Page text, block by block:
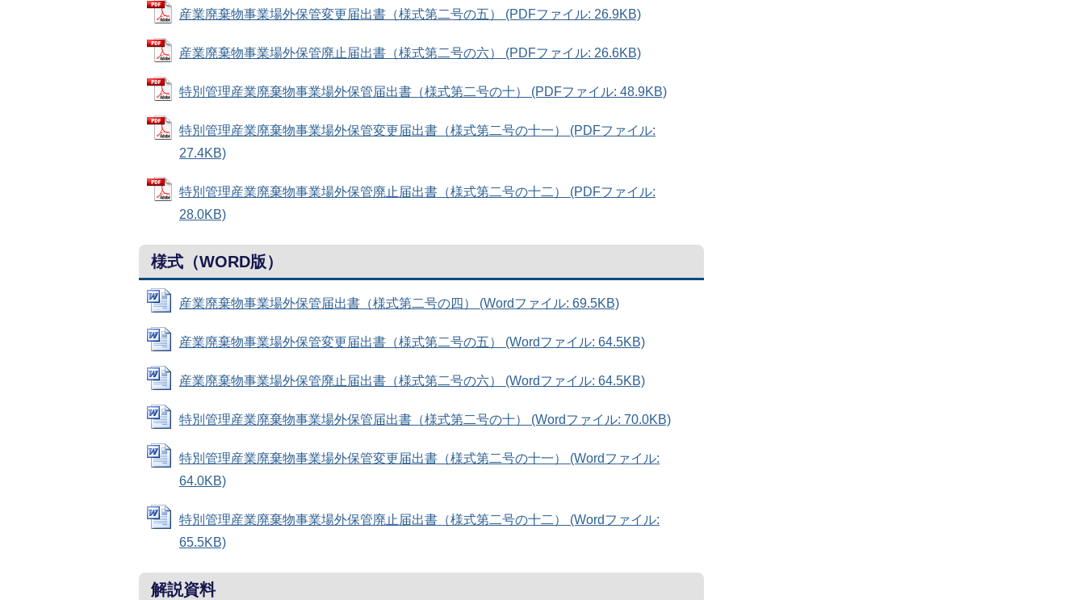
産業廃棄物事業場外保管変更届出書（様式第二号の五） (PDFファイル: 26.9KB)
産業廃棄物事業場外保管廃止届出書（様式第二号の六） (PDFファイル: 26.6KB)
特別管理産業廃棄物事業場外保管届出書（様式第二号の十） (PDFファイル: 48.9KB)
特別管理産業廃棄物事業場外保管変更届出書（様式第二号の十一） (PDFファイル:
27.4KB)
特別管理産業廃棄物事業場外保管廃止届出書（様式第二号の十二） (PDFファイル:
28.0KB)
様式（WORD版）
産業廃棄物事業場外保管届出書（様式第二号の四） (Wordファイル: 69.5KB)
産業廃棄物事業場外保管変更届出書（様式第二号の五） (Wordファイル: 64.5KB)
産業廃棄物事業場外保管廃止届出書（様式第二号の六） (Wordファイル: 64.5KB)
特別管理産業廃棄物事業場外保管届出書（様式第二号の十） (Wordファイル: 70.0KB)
特別管理産業廃棄物事業場外保管変更届出書（様式第二号の十一） (Wordファイル:
64.0KB)
特別管理産業廃棄物事業場外保管廃止届出書（様式第二号の十二） (Wordファイル:
65.5KB)
解説資料